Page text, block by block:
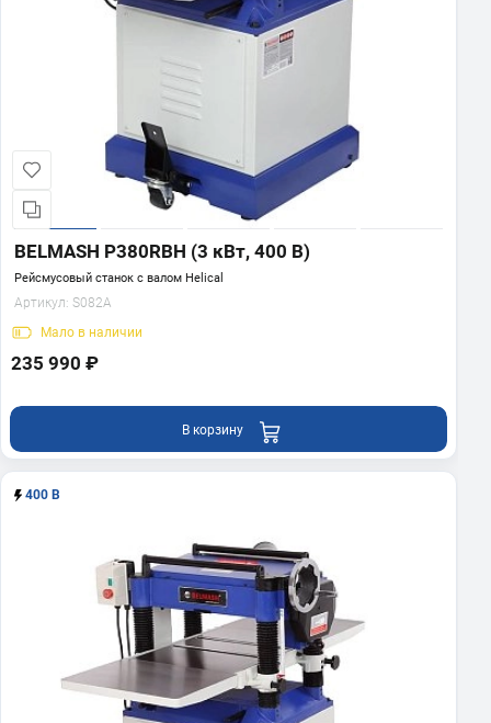
BELMASH P380RBH (3 кВт, 400 В)
Рейсмусовый станок с валом Helical
Артикул: S082A
Мало в наличии
235 990 ₽
В корзину
400 В